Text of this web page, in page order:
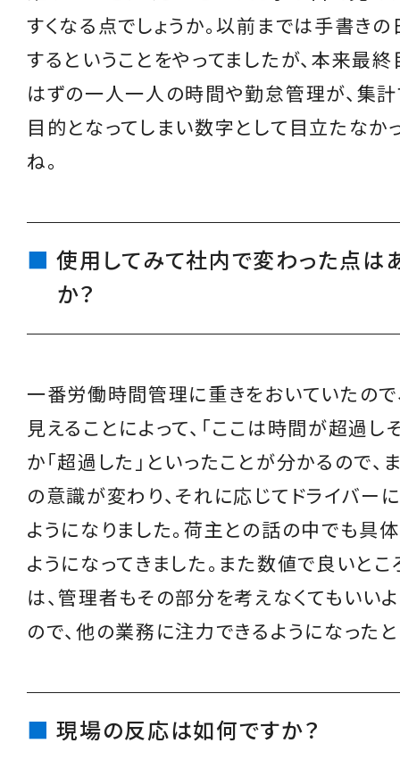
すくなる点でしょうか。以前までは手書き
するということをやってましたが、本来最
はずの一人一人の時間や勤怠管理が、集
目的となってしまい数字として目立たなか
ね。
使用してみて社内で変わった点は
か？
一番労働時間管理に重きをおいていたので
見えることによって、「ここは時間が超過し
か「超過した」といったことが分かるので、
の意識が変わり、それに応じてドライバー
ようになりました。荷主との話の中でも具
ようになってきました。また数値で良いとこ
は、管理者もその部分を考えなくてもいい
ので、他の業務に注力できるようになったと
現場の反応は如何ですか？